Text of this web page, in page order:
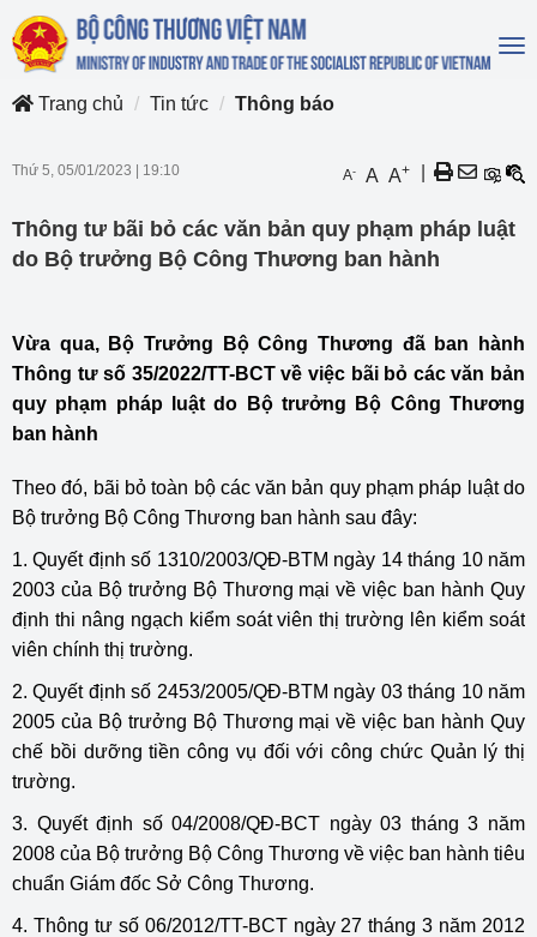
Trang chủ
Tin tức Thông báo
Thứ 5, 05/01/2023 19:10 A- A A+
Thông tư bãi bỏ các văn bản quy phạm pháp luật
do Bộ trưởng Bộ Công Thương ban hành
Vừa qua, Bộ Trưởng Bộ Công Thương đã ban hành
Thông tư số 35/2022/TT-BCT về việc bãi bỏ các văn bản
quy phạm pháp luật do Bộ trưởng Bộ Công Thương
ban hành
Theo đó, bãi bỏ toàn bộ các văn bản quy phạm pháp luật do
Bộ trưởng Bộ Công Thương ban hành sau đây:
1. Quyết định số 1310/2003/QĐ-BTM ngày 14 tháng 10 năm
2003 của Bộ trưởng Bộ Thương mại về việc ban hành Quy
định thi nâng ngạch kiểm soát viên thị trường lên kiểm soát
viên chính thị trường.
2. Quyết định số 2453/2005/QĐ-BTM ngày 03 tháng 10 năm
2005 của Bộ trưởng Bộ Thương mại về việc ban hành Quy
chế bồi dưỡng tiền công vụ đối với công chức Quản lý thị
trường.
3. Quyết định số 04/2008/QĐ-BCT ngày 03 tháng 3 năm
2008 của Bộ trưởng Bộ Công Thương về việc ban hành tiêu
chuẩn Giám đốc Sở Công Thương.
4. Thông tư số 06/2012/TT-BCT ngày 27 tháng 3 năm 2012